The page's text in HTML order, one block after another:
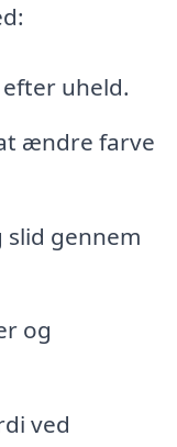
uheld.
ændre farve
slid gennem
og
ved